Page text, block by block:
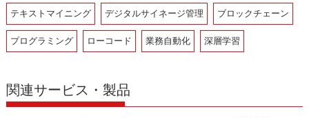
テキストマイニング デジタルサイネージ管理 ブロックチェーン
プログラミング ローコード 業務自動化 深層学習
関連サービス・製品